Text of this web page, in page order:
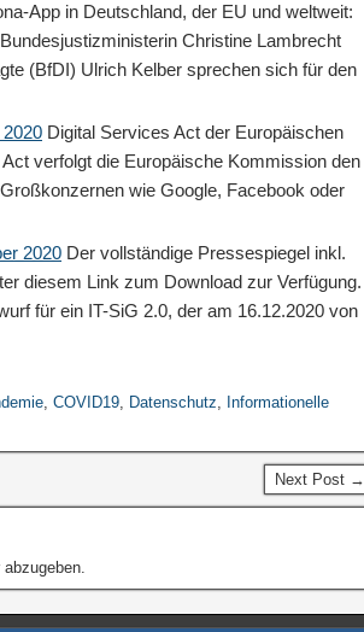
App in Deutschland, der EU und weltweit:
Christine Lambrecht
(BfDI) Ulrich Kelber sprechen sich für den
Digital Services Act der Europäischen
verfolgt die Europäische Kommission den
wie Google, Facebook oder
2020 Der vollständige Pressespiegel inkl.
diesem Link zum Download zur Verfügung.
für ein IT-SiG 2.0, der am 16.12.2020 von
, COVID19, Datenschutz, Informationelle
Next Post →